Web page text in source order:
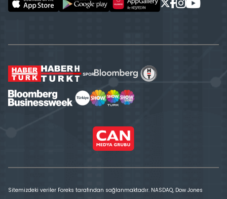
Sitemizdeki veriler Foreks tarafından sağlanmaktadır. NASDAQ, Dow Jones